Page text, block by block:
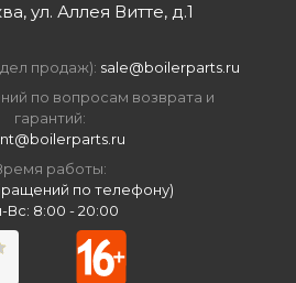
ул. Аллея Витте, д.1
продаж): sale@boilerparts.ru
по вопросам возврата и
гарантий:
работы:
по телефону)
Вс: 8:00 - 20:00